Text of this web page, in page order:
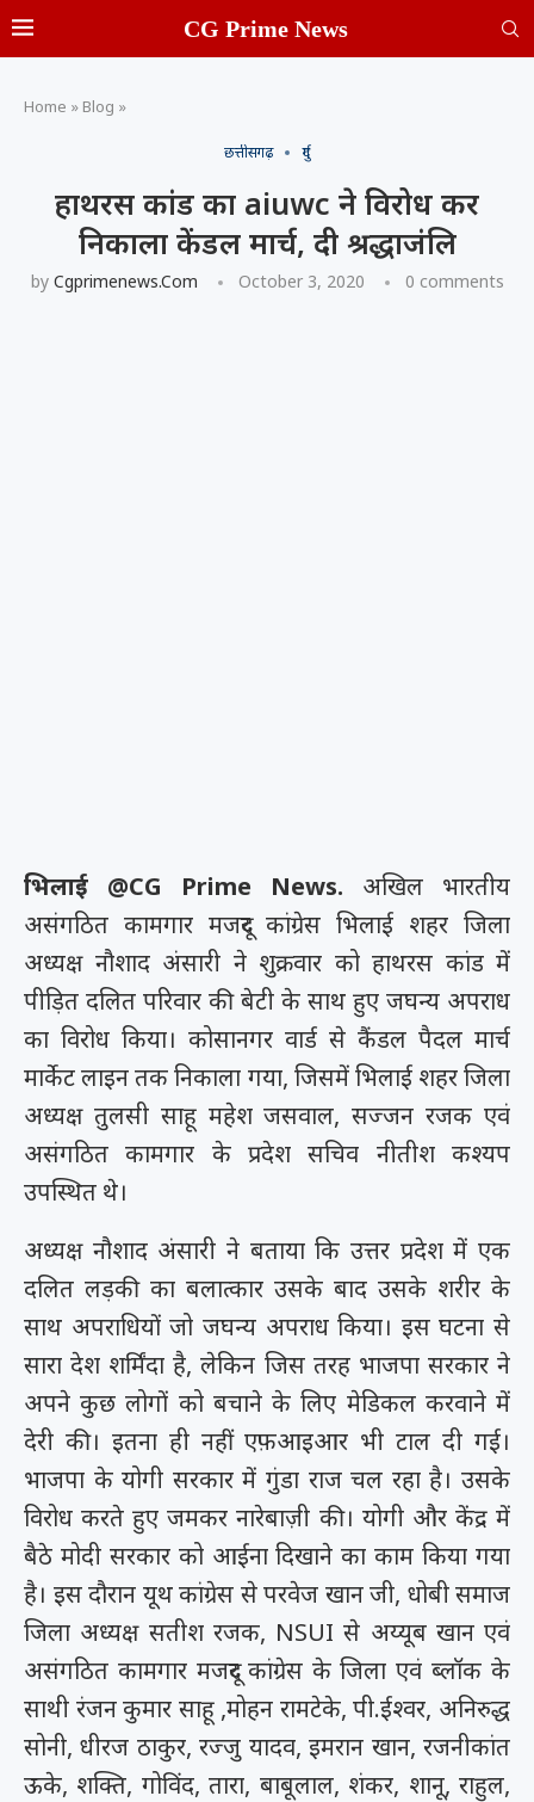
CG Prime News
Home » Blog »
छत्तीसगढ़ दुर्ग
हाथरस कांड का aiuwc ने विरोध कर
निकाला केंडल मार्च, दी श्रद्धाजंलि
by Cgprimenews.com October 3, 2020 0 comments
भिलाई @CG Prime News. अखिल भारतीय
असंगठित कामगार मजदूर कांग्रेस भिलाई शहर जिला
अध्यक्ष नौशाद अंसारी ने शुक्रवार को हाथरस कांड में
पीड़ित दलित परिवार की बेटी के साथ हुए जघन्य अपराध
का विरोध किया। कोसानगर वार्ड से कैंडल पैदल मार्च
मार्केट लाइन तक निकाला गया, जिसमें भिलाई शहर जिला
अध्यक्ष तुलसी साहू महेश जसवाल, सज्जन रजक एवं
असंगठित कामगार के प्रदेश सचिव नीतीश कश्यप
उपस्थित थे।
अध्यक्ष नौशाद अंसारी ने बताया कि उत्तर प्रदेश में एक
दलित लड़की का बलात्कार उसके बाद उसके शरीर के
साथ अपराधियों जो जघन्य अपराध किया। इस घटना से
सारा देश शर्मिंदा है, लेकिन जिस तरह भाजपा सरकार ने
अपने कुछ लोगों को बचाने के लिए मेडिकल करवाने में
देरी की। इतना ही नहीं एफ़आइआर भी टाल दी गई।
भाजपा के योगी सरकार में गुंडा राज चल रहा है। उसके
विरोध करते हुए जमकर नारेबाज़ी की। योगी और केंद्र में
बैठे मोदी सरकार को आईना दिखाने का काम किया गया
है। इस दौरान यूथ कांग्रेस से परवेज खान जी, धोबी समाज
जिला अध्यक्ष सतीश रजक, NSUI से अय्यूब खान एवं
असंगठित कामगार मजदूर कांग्रेस के जिला एवं ब्लॉक के
साथी रंजन कुमार साहू ,मोहन रामटेके, पी.ईश्वर, अनिरुद्ध
सोनी, धीरज ठाकुर, रज्जु यादव, इमरान खान, रजनीकांत
ऊके, शक्ति, गोविंद, तारा, बाबूलाल, शंकर, शानू, राहुल,